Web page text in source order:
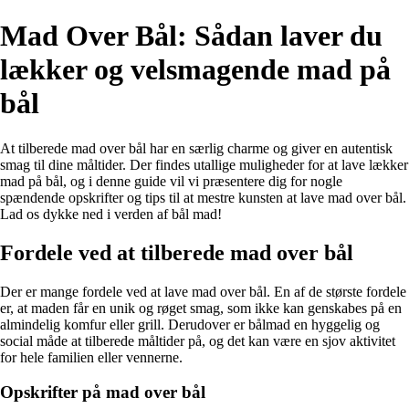
Mad Over Bål: Sådan laver du
lækker og velsmagende mad på
bål
At tilberede mad over bål har en særlig charme og giver en autentisk
smag til dine måltider. Der findes utallige muligheder for at lave lækker
mad på bål, og i denne guide vil vi præsentere dig for nogle
spændende opskrifter og tips til at mestre kunsten at lave mad over bål.
Lad os dykke ned i verden af bål mad!
Fordele ved at tilberede mad over bål
Der er mange fordele ved at lave mad over bål. En af de største fordele
er, at maden får en unik og røget smag, som ikke kan genskabes på en
almindelig komfur eller grill. Derudover er bålmad en hyggelig og
social måde at tilberede måltider på, og det kan være en sjov aktivitet
for hele familien eller vennerne.
Opskrifter på mad over bål